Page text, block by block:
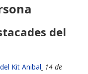
del
Kit Anibal. 14 de